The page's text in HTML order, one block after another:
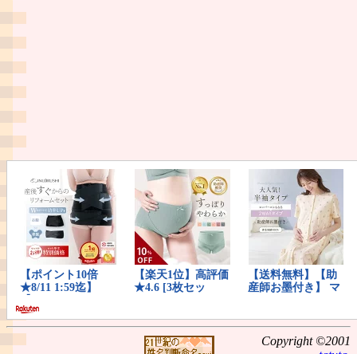
Copyright ©2001